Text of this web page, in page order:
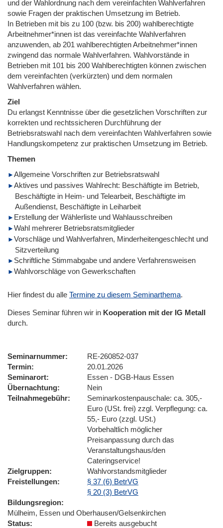
und der Wahlordnung nach dem vereinfachten Wahlverfahren
sowie Fragen der praktischen Umsetzung im Betrieb.
In Betrieben mit bis zu 100 (bzw. bis 200) wahlberechtigte
Arbeitnehmer*innen ist das vereinfachte Wahlverfahren
anzuwenden, ab 201 wahlberechtigten Arbeitnehmer*innen
zwingend das normale Wahlverfahren. Wahlvorstände in
Betrieben mit 101 bis 200 Wahlberechtigten können zwischen
dem vereinfachten (verkürzten) und dem normalen
Wahlverfahren wählen.
Ziel
Du erlangst Kenntnisse über die gesetzlichen Vorschriften zur
korrekten und rechtssicheren Durchführung der
Betriebsratswahl nach dem vereinfachten Wahlverfahren sowie
Handlungskompetenz zur praktischen Umsetzung im Betrieb.
Themen
Allgemeine Vorschriften zur Betriebsratswahl
Aktives und passives Wahlrecht: Beschäftigte im Betrieb,
Beschäftigte in Heim- und Telearbeit, Beschäftigte im
Außendienst, Beschäftigte in Leiharbeit
Erstellung der Wählerliste und Wahlausschreiben
Wahl mehrerer Betriebsratsmitglieder
Vorschläge und Wahlverfahren, Minderheitengeschlecht und
Sitzverteilung
Schriftliche Stimmabgabe und andere Verfahrensweisen
Wahlvorschläge von Gewerkschaften
Hier findest du alle Termine zu diesem Seminarthema.
Dieses Seminar führen wir in Kooperation mit der IG Metall
durch.
Seminarnummer
RE-260852-037
Termin
20.01.2026
Seminarort
Essen - DGB-Haus Essen
Übernachtung
Nein
Teilnahmegebühr
Seminarkostenpauschale: ca. 305,-
Euro (USt. frei) zzgl. Verpflegung: ca.
55,- Euro (zzgl. USt.)
Vorbehaltlich möglicher
Preisanpassung durch das
Veranstaltungshaus/den
Cateringservice!
Zielgruppen
Wahlvorstandsmitglieder
Freistellungen
§ 37 (6) BetrVG
§ 20 (3) BetrVG
Bildungsregion
Mülheim, Essen und Oberhausen/Gelsenkirchen
Status
Bereits ausgebucht